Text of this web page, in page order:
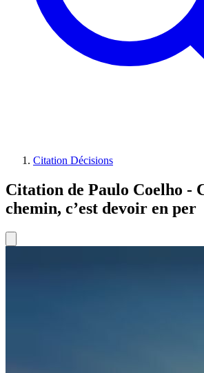
Citation Décisions
Citation de Paulo Coelho -
chemin, c’est devoir en per